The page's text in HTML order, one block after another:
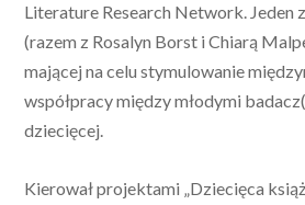
Literature Research Network. Jeden
(razem z Rosalyn Borst i Chiarą
mającej na celu stymulowanie
współpracy między młodymi
dziecięcej.
Kierował projektami „Dziecięca